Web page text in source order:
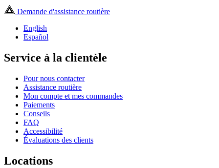
Demande d'assistance routière
English
Español
Service à la clientèle
Pour nous contacter
Assistance routière
Mon compte et mes commandes
Paiements
Conseils
FAQ
Accessibilité
Évaluations des clients
Locations